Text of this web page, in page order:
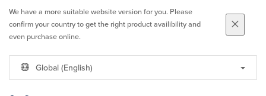
We have a more suitable website version for you. Please
confirm your country to get the right product availibility and
even purchase online.
Global (English)